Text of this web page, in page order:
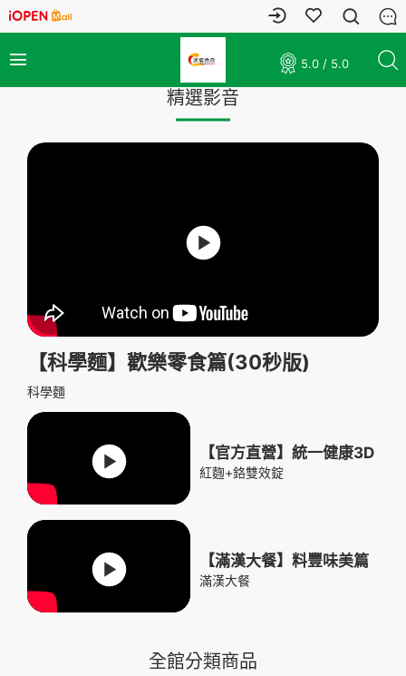
5.0 / 5.0
精選影音
【科學麵】歡樂零食篇(30秒版)
科學麵
【官方直營】統一健康3D
紅麴+鉻雙效錠
【滿漢大餐】料豐味美篇
滿漢大餐
全館分類商品